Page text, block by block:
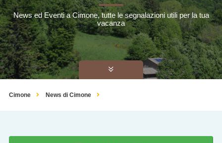
News ed Eventi a Cimone, tutte le segnalazioni utili per la tua
vacanza
Cimone News di Cimone